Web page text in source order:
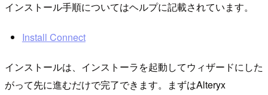
インストール手順についてはヘルプに記載されています。
Install Connect
インストールは、インストーラを起動してウィザードにした
がって先に進むだけで完了できます。まずはAlteryx